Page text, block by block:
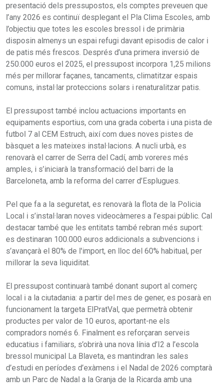
presentació dels pressupostos, els comptes preveuen que
l’any 2026 es continuï desplegant el Pla Clima Escoles, amb
l’objectiu que totes les escoles bressol i de primària
disposin almenys un espai refugi davant episodis de calor i
de patis més frescos. Després d’una primera inversió de
250.000 euros el 2025, el pressupost incorpora 1,25 milions
més per millorar façanes, tancaments, climatitzar espais
comuns, instal·lar proteccions solars i renaturalitzar patis.
El pressupost també inclou actuacions importants en
equipaments esportius, com una grada coberta i una pista de
futbol 7 al CEM Estruch, així com dues noves pistes de
bàsquet a les mateixes instal·lacions. A nucli urbà, es
renovarà el carrer de Serra del Cadí, amb voreres més
amples, i s’iniciarà la transformació del barri de la
Barceloneta, amb la reforma del carrer d’Esplugues.
Pel que fa a la seguretat, es renovarà la flota de la Policia
Local i s’instal·laran noves videocàmeres a l’espai públic. Cal
destacar també que les entitats també rebran més suport:
es destinaran 100.000 euros addicionals a subvencions i
s’avançarà el 80% de l'import, en lloc del 60% habitual, per
millorar la seva liquiditat.
El pressupost continuarà també donant suport al comerç
local i a la ciutadania: a partir del mes de gener, es posarà en
funcionament la targeta ElPratVal, que permetrà obtenir
productes per valor de 10 euros, aportant-ne els
compradors només 6. Finalment es reforçaran serveis
educatius i familiars, s’obrirà una nova línia d’I2 a l’escola
bressol municipal La Blaveta, es mantindran les sales
d’estudi en períodes d’exàmens i el Nadal de 2026 comptarà
amb un Parc de Nadal a la Granja de la Ricarda amb una